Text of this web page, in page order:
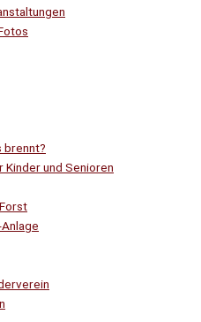
brennt?
Kinder und Senioren